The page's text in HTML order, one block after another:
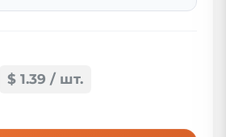
$ 1.39 / шт.